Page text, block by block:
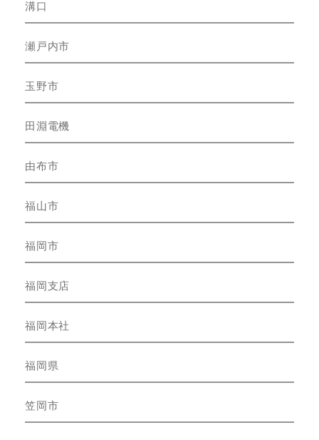
溝口
瀬戸内市
玉野市
田淵電機
由布市
福山市
福岡市
福岡支店
福岡本社
福岡県
笠岡市